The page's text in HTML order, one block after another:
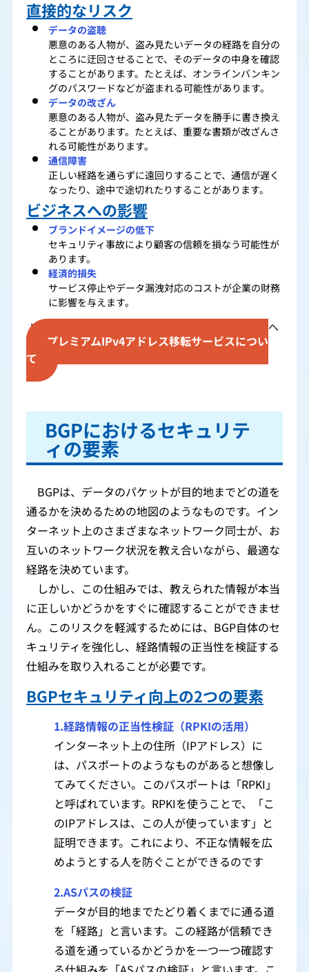
直接的なリスク
データの盗聴
悪意のある人物が、盗み見たいデータの経路を自分の
ところに迂回させることで、そのデータの中身を確認
することがあります。たとえば、オンラインバンキン
グのパスワードなどが盗まれる可能性があります。
データの改ざん
悪意のある人物が、盗み見たデータを勝手に書き換え
ることがあります。たとえば、重要な書類が改ざんさ
れる可能性があります。
通信障害
正しい経路を通らずに遠回りすることで、通信が遅く
なったり、途中で途切れたりすることがあります。
ビジネスへの影響
ブランドイメージの低下
セキュリティ事故により顧客の信頼を損なう可能性が
あります。
経済的損失
サービス停止やデータ漏洩対応のコストが企業の財務
に影響を与えます。
IPv4アドレスを「売りたい方」から「買いたい方」へ
プレミアムIPv4アドレス移転サービスについ
て
BGPにおけるセキュリテ
ィの要素
BGPは、データのパケットが目的地までどの道を
通るかを決めるための地図のようなものです。イン
ターネット上のさまざまなネットワーク同士が、お
互いのネットワーク状況を教え合いながら、最適な
経路を決めています。
しかし、この仕組みでは、教えられた情報が本当
に正しいかどうかをすぐに確認することができませ
ん。このリスクを軽減するためには、BGP自体のセ
キュリティを強化し、経路情報の正当性を検証する
仕組みを取り入れることが必要です。
BGPセキュリティ向上の2つの要素
1.経路情報の正当性検証（RPKIの活用）
インターネット上の住所（IPアドレス）に
は、パスポートのようなものがあると想像し
てみてください。このパスポートは「RPKI」
と呼ばれています。RPKIを使うことで、「こ
のIPアドレスは、この人が使っています」と
証明できます。これにより、不正な情報を広
めようとする人を防ぐことができるのです
2.ASパスの検証
データが目的地までたどり着くまでに通る道
を「経路」と言います。この経路が信頼でき
る道を通っているかどうかを一つ一つ確認す